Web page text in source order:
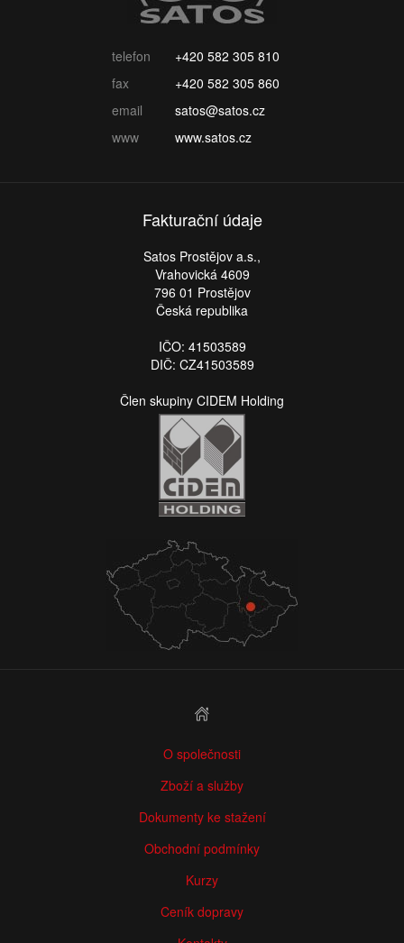
telefon
+420 582 305 810
fax
+420 582 305 860
email
satos@satos.cz
www
www.satos.cz
Fakturační údaje
Satos Prostějov a.s.,
Vrahovická 4609
796 01 Prostějov
Česká republika
IČO: 41503589
DIČ: CZ41503589
Člen skupiny CIDEM Holding
O společnosti
Zboží a služby
Dokumenty ke stažení
Obchodní podmínky
Kurzy
Ceník dopravy